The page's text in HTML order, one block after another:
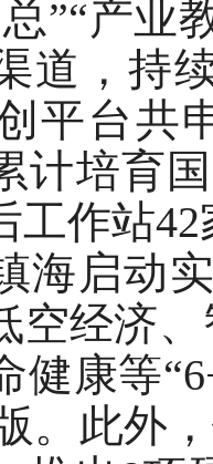
”“产业
道，持
平台共
计培育
工作站42
启动实
空经济
健康等
。此外